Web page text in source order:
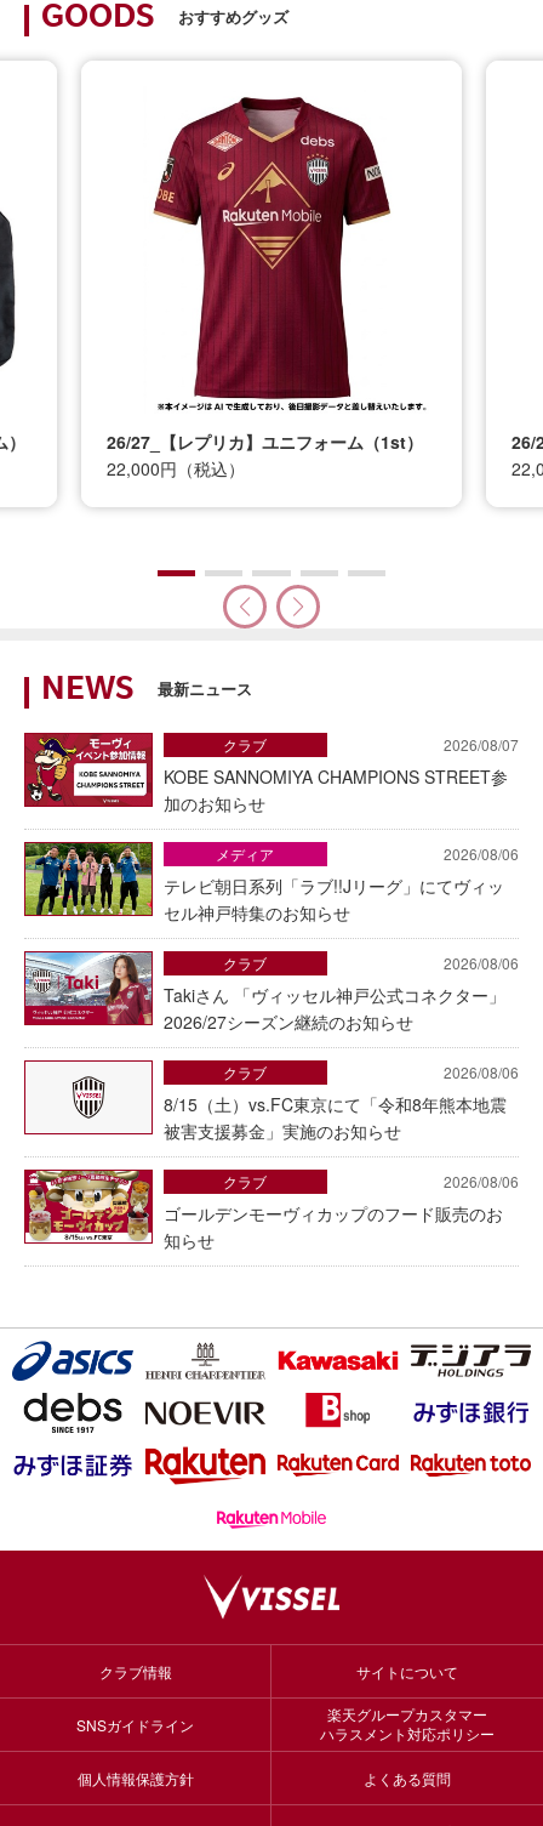
GOODS おすすめグッズ
ニフォーム（1st）
26/27_【レプリカ】ユニフォーム（
NEWS 最新ニュース
2026/08/07
KOBE SANNOMIYA CHAMPIONS STREET参
加のお知らせ
クラブ
2026/08/06
テレビ朝日系列「ラブ!!Jリーグ」にてヴィッ
セル神戸特集のお知らせ
メディア
2026/08/06
Takiさん 「ヴィッセル神戸公式コネクター」
2026/27シーズン継続のお知らせ
クラブ
2026/08/06
8/15（土）vs.FC東京にて「令和8年熊本地震
被害支援募金」実施のお知らせ
クラブ
2026/08/06
ゴールデンモーヴィカップのフード販売のお
知らせ
クラブ
クラブ情報 サイトについて
SNSガイドライン
楽天グループカスタマー
ハラスメント対応ポリシー
個人情報保護方針 よくある質問